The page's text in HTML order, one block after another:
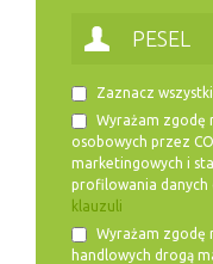
Zaznacz
Wyrażam zgodę
osobowych przez
marketingowych i
profilowania danych
klauzuli
Wyrażam zgodę
handlowych drogą